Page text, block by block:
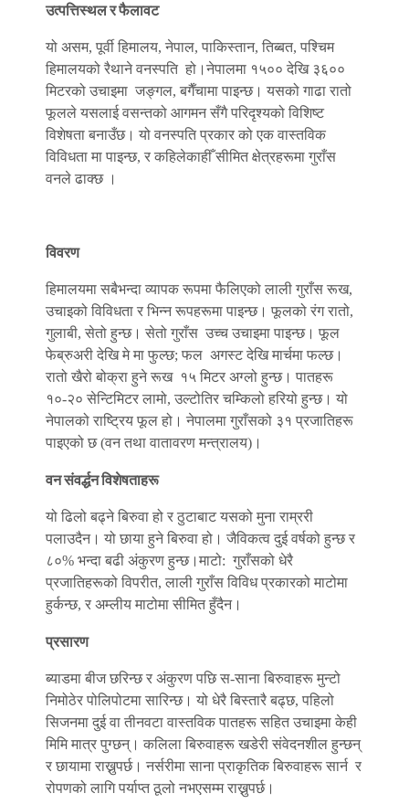
उत्पत्तिस्थल र फैलावट
यो असम, पूर्वी हिमालय, नेपाल, पाकिस्तान, तिब्बत, पश्चिम
हिमालयको रैथाने वनस्पति हो।नेपालमा १५०० देखि ३६००
मिटरको उचाइमा जङ्गल, बगैँचामा पाइन्छ। यसको गाढा रातो
फूलले यसलाई वसन्तको आगमन सँगै परिदृश्यको विशिष्ट
विशेषता बनाउँछ। यो वनस्पति प्रकार को एक वास्तविक
विविधता मा पाइन्छ, र कहिलेकाहीँ सीमित क्षेत्रहरूमा गुराँस
वनले ढाक्छ ।
विवरण
हिमालयमा सबैभन्दा व्यापक रूपमा फैलिएको लाली गुराँस रूख,
उचाइको विविधता र भिन्न रूपहरूमा पाइन्छ। फूलको रंग रातो,
गुलाबी, सेतो हुन्छ। सेतो गुराँस उच्च उचाइमा पाइन्छ। फूल
फेब्रुअरी देखि मे मा फुल्छ; फल अगस्ट देखि मार्चमा फल्छ।
रातो खैरो बोक्रा हुने रूख १५ मिटर अग्लो हुन्छ। पातहरू
१०-२० सेन्टिमिटर लामो, उल्टोतिर चम्किलो हरियो हुन्छ। यो
नेपालको राष्ट्रिय फूल हो। नेपालमा गुराँसको ३१ प्रजातिहरू
पाइएको छ (वन तथा वातावरण मन्त्रालय)।
वन संवर्द्धन विशेषताहरू
यो ढिलो बढ्ने बिरुवा हो र ठुटाबाट यसको मुना राम्ररी
पलाउदैन। यो छाया हुने बिरुवा हो। जैविकत्व दुई वर्षको हुन्छ र
८०% भन्दा बढी अंकुरण हुन्छ।माटो: गुराँसको धेरै
प्रजातिहरूको विपरीत, लाली गुराँस विविध प्रकारको माटोमा
हुर्कन्छ, र अम्लीय माटोमा सीमित हुँदैन।
प्रसारण
ब्याडमा बीज छरिन्छ र अंकुरण पछि स-साना बिरुवाहरू मुन्टो
निमोठेर पोलिपोटमा सारिन्छ। यो धेरै बिस्तारै बढ्छ, पहिलो
सिजनमा दुई वा तीनवटा वास्तविक पातहरू सहित उचाइमा केही
मिमि मात्र पुग्छन्। कलिला बिरुवाहरू खडेरी संवेदनशील हुन्छन्
र छायामा राख्नुपर्छ। नर्सरीमा साना प्राकृतिक बिरुवाहरू सार्न र
रोपणको लागि पर्याप्त ठूलो नभएसम्म राख्नुपर्छ।